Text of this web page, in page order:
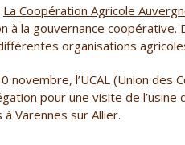
La Coopération Agricole
à la gouvernance coopérative.
organisations
novembre, l’UCAL (Union des
pour une visite de l’usine
Varennes sur Allier.